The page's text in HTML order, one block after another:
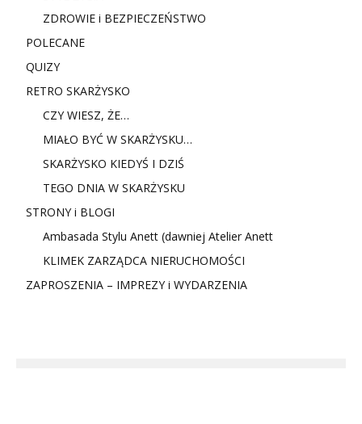
ZDROWIE i BEZPIECZEŃSTWO
POLECANE
QUIZY
RETRO SKARŻYSKO
CZY WIESZ, ŻE…
MIAŁO BYĆ W SKARŻYSKU…
SKARŻYSKO KIEDYŚ I DZIŚ
TEGO DNIA W SKARŻYSKU
STRONY i BLOGI
Ambasada Stylu Anett (dawniej Atelier Anett
KLIMEK ZARZĄDCA NIERUCHOMOŚCI
ZAPROSZENIA – IMPREZY i WYDARZENIA